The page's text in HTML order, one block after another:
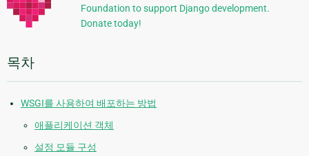
보
Foundation to support Django development.
Donate today!
목차
WSGI를 사용하여 배포하는 방법
애플리케이션 객체
설정 모듈 구성